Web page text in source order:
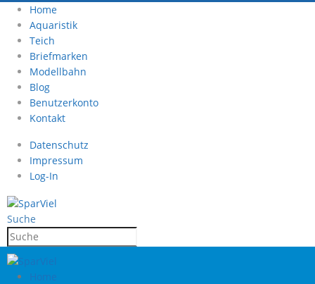
Home
Aquaristik
Teich
Briefmarken
Modellbahn
Blog
Benutzerkonto
Kontakt
Datenschutz
Impressum
Log-In
Suche
Home